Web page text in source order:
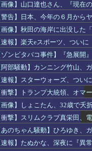
画像】山口達也さん、『現在
警告】日本、今年の６月から
画像】秋田の海岸に出没した
速報】楽天eスポーツ、つい
ゾンビタバコ事件】『急展開
阿部騒動】カンニング竹山、
速報】スターウォーズ、つい
衝撃】トランプ大統領、オマ
画像】しょこたん、32歳で夭
衝撃】スリムクラブ真栄田、
あのちゃん騒動】ひろゆき、
速報】たぬかな、深夜に『異